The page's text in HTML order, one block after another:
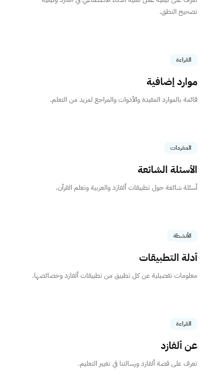
تصحيح النطق.
القراءة
موارد إضافية
قائمة بالموارد المفيدة والأدوات والمراجع لمزيد من التعلم.
المفردات
الأسئلة الشائعة
أسئلة شائعة حول تطبيقات ألفازد والعربية وتعلم القرآن.
الأنشطة
أدلة التطبيقات
معلومات تفصيلية عن كل تطبيق من تطبيقات ألفازد وخصائصها.
القراءة
عن ألفازد
تعرف على قصة ألفازد ورسالتنا في تغيير التعليم.